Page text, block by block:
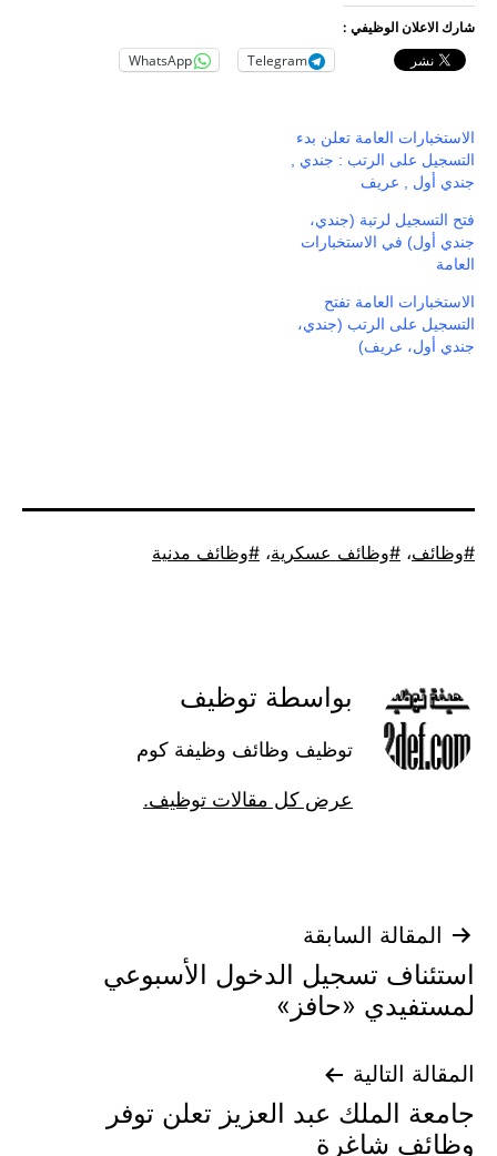
شارك الاعلان الوظيفي :
Telegram
WhatsApp
الاستخبارات العامة تعلن بدء
التسجيل على الرتب : جندي ,
جندي أول , عريف
فتح التسجيل لرتبة (جندي،
جندي أول) في الاستخبارات
العامة
الاستخبارات العامة تفتح
التسجيل على الرتب (جندي،
جندي أول، عريف)
موسوم
وظائف، وظائف عسكرية، وظائف مدنية
بواسطة توظيف
توظيف وظائف وظيفة كوم
عرض كل مقالات توظيف.
تصفّح
المقالات
المقالة السابقة
استئناف تسجيل الدخول الأسبوعي
لمستفيدي «حافز»
المقالة التالية
جامعة الملك عبد العزيز تعلن توفر
وظائف شاغرة